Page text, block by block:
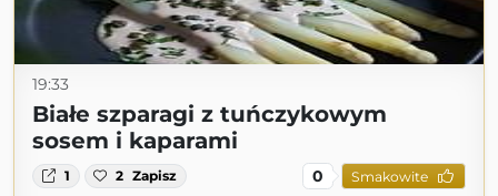
19:33
Białe szparagi z tuńczykowym
sosem i kaparami
1 2 Zapisz 0 Smakowite